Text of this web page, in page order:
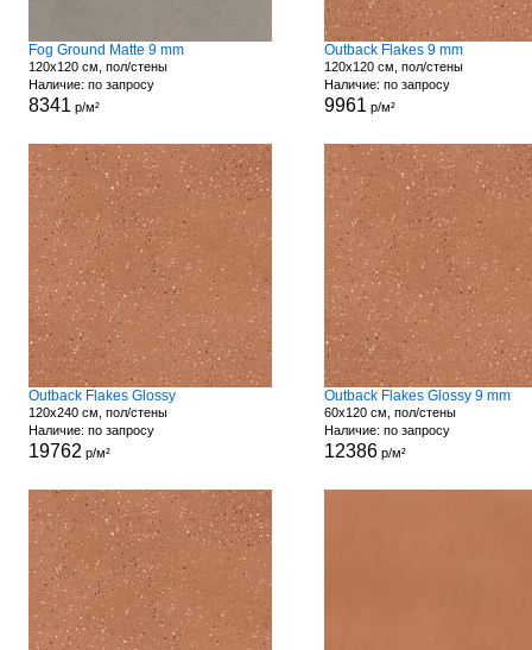
Fog Ground Matte 9 mm
120x120 см, пол/стены
Наличие: по запросу
8341 р/м²
Outback Flakes 9 mm
120x120 см, пол/стены
Наличие: по запросу
9961 р/м²
Outback Flakes Glossy
120x240 см, пол/стены
Наличие: по запросу
19762 р/м²
Outback Flakes Glossy 9 mm
60x120 см, пол/стены
Наличие: по запросу
12386р/м²